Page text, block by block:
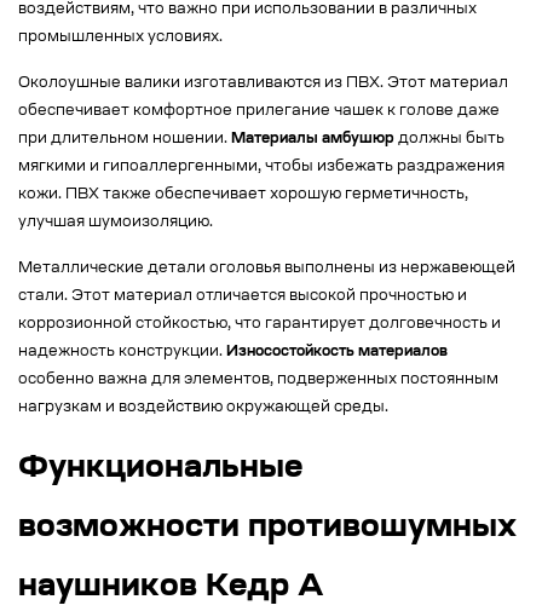
воздействиям, что важно при использовании в различных
промышленных условиях.
Околоушные валики изготавливаются из ПВХ. Этот материал
обеспечивает комфортное прилегание чашек к голове даже
при длительном ношении. Материалы амбушюр должны быть
мягкими и гипоаллергенными, чтобы избежать раздражения
кожи. ПВХ также обеспечивает хорошую герметичность,
улучшая шумоизоляцию.
Металлические детали оголовья выполнены из нержавеющей
стали. Этот материал отличается высокой прочностью и
коррозионной стойкостью, что гарантирует долговечность и
надежность конструкции. Износостойкость материалов
особенно важна для элементов, подверженных постоянным
нагрузкам и воздействию окружающей среды.
Функциональные
возможности противошумных
наушников Кедр А